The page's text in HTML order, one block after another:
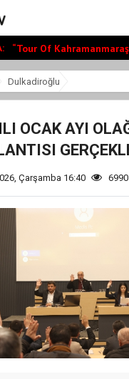
Bin Öğrenciye Ücretsiz
“Tour Of
Dulkadiroğlu
OCAK AYI
Çarşamba 16:40 6990